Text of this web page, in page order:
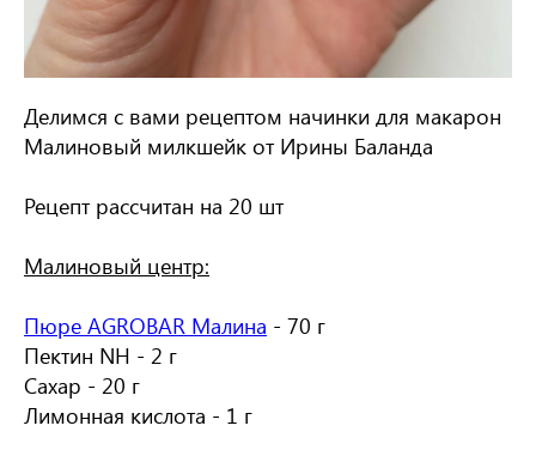
Делимся с вами рецептом начинки для макарон
Малиновый милкшейк от Ирины Баланда
Рецепт рассчитан на 20 шт
Малиновый центр:
Пюре AGROBAR Малина - 70 г
Пектин NH - 2 г
Сахар - 20 г
Лимонная кислота - 1 г